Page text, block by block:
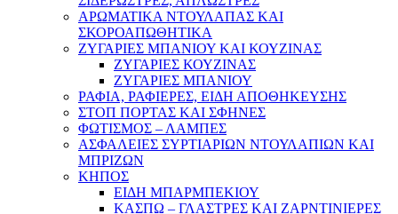
ΑΡΩΜΑΤΙΚΑ ΝΤΟΥΛΑΠΑΣ ΚΑΙ
ΣΚΟΡΟΑΠΩΘΗΤΙΚΑ
ΖΥΓΑΡΙΕΣ ΜΠΑΝΙΟΥ ΚΑΙ ΚΟΥΖΙΝΑΣ
ΖΥΓΑΡΙΕΣ ΚΟΥΖΙΝΑΣ
ΖΥΓΑΡΙΕΣ ΜΠΑΝΙΟΥ
ΡΑΦΙΑ, ΡΑΦΙΕΡΕΣ, ΕΙΔΗ ΑΠΟΘΗΚΕΥΣΗΣ
ΣΤΟΠ ΠΟΡΤΑΣ ΚΑΙ ΣΦΗΝΕΣ
ΦΩΤΙΣΜΟΣ – ΛΑΜΠΕΣ
ΑΣΦΑΛΕΙΕΣ ΣΥΡΤΙΑΡΙΩΝ ΝΤΟΥΛΑΠΙΩΝ ΚΑΙ
ΜΠΡΙΖΩΝ
ΚΗΠΟΣ
ΕΙΔΗ ΜΠΑΡΜΠΕΚΙΟΥ
ΚΑΣΠΩ – ΓΛΑΣΤΡΕΣ ΚΑΙ ΖΑΡΝΤΙΝΙΕΡΕΣ